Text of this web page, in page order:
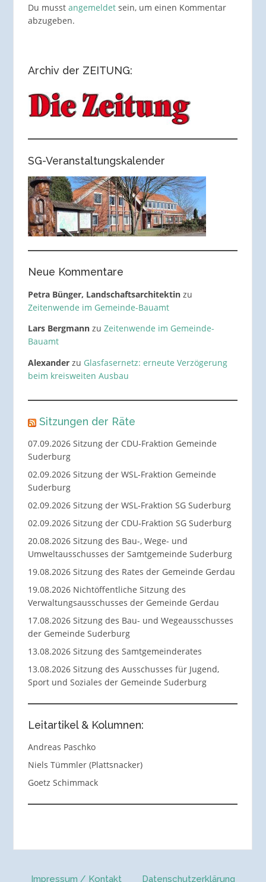
Du musst angemeldetsein, um einen Kommentar
abzugeben.
Archiv der ZEITUNG:
SG-Veranstaltungskalender
Neue Kommentare
Petra Bünger, Landschaftsarchitektinzu
Zeitenwende im Gemeinde-Bauamt
Lars Bergmannzu Zeitenwende im Gemeinde-
Bauamt
Alexanderzu Glasfasernetz: erneute Verzögerung
beim kreisweiten Ausbau
Sitzungen der Räte
07.09.2026 Sitzung der CDU-Fraktion Gemeinde
Suderburg
02.09.2026 Sitzung der WSL-Fraktion Gemeinde
Suderburg
02.09.2026 Sitzung der WSL-Fraktion SG Suderburg
02.09.2026 Sitzung der CDU-Fraktion SG Suderburg
20.08.2026 Sitzung des Bau-, Wege- und
Umweltausschusses der Samtgemeinde Suderburg
19.08.2026 Sitzung des Rates der Gemeinde Gerdau
19.08.2026 Nichtöffentliche Sitzung des
Verwaltungsausschusses der Gemeinde Gerdau
17.08.2026 Sitzung des Bau- und Wegeausschusses
der Gemeinde Suderburg
13.08.2026 Sitzung des Samtgemeinderates
13.08.2026 Sitzung des Ausschusses für Jugend,
Sport und Soziales der Gemeinde Suderburg
Leitartikel & Kolumnen:
Andreas Paschko
Niels Tümmler (Plattsnacker)
Goetz Schimmack
Impressum / Kontakt Datenschutzerklärung